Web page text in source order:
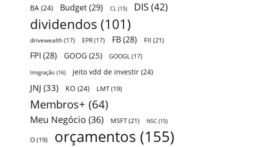
BA (24) Budget(29) CL (15) DIS (42)
dividendos (101)
drivewealth(17) EPR(17) FB(28) FII (21)
FPI (28) GOOG (25) GOOGL (17)
Imigração (16) jeito vdd de investir (24)
JNJ (33) KO (24) LMT(19)
Membros+ (64)
Meu Negócio (36) MSFT(21) NSC (15)
O(19) orçamentos (155)